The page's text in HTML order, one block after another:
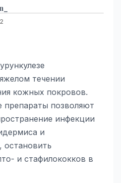
течении
кожных покровов.
позволяют
инфекции
и
остановить
и стафилококков в